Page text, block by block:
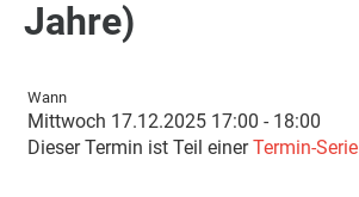
Jahre)
Wann
Mittwoch 17.12.2025 17:00 - 18:00
Dieser Termin ist Teil einerTermin-Serie